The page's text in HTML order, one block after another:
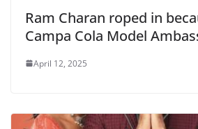
Ram Charan roped in
Campa Cola Model
April 12, 2025